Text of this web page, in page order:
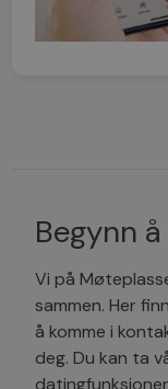
Begynn
Vi på
sammen. Her
å komme i
deg. Du kan ta